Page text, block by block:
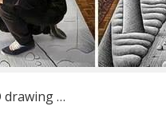
drawing …